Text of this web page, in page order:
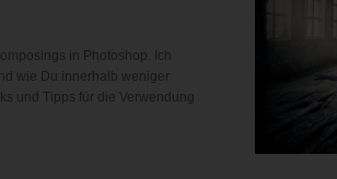
in Photoshop. Ich
wie Du innerhalb weniger
und Tipps für die Verwendung